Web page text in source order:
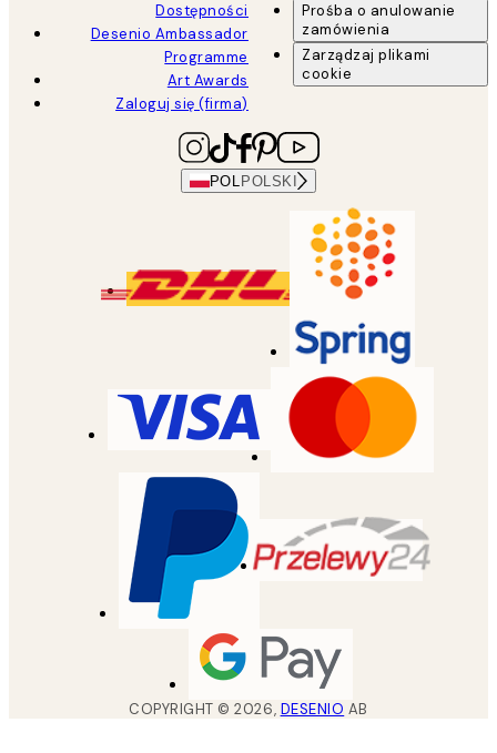
Dostępności
Desenio Ambassador
Programme
Art Awards
Zaloguj się (firma)
Prośba o anulowanie
zamówienia
Zarządzaj plikami
cookie
POL POLSKI
COPYRIGHT ©2026, DESENIO AB